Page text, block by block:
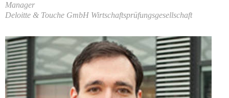
Manager
Deloitte & Touche GmbH Wirtschaftsprüfungsgesellschaft